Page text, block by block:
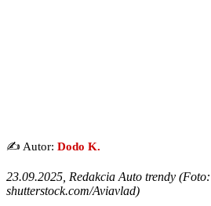
✍️ Autor: Dodo K.
23.09.2025, Redakcia Auto trendy (Foto:
shutterstock.com/Aviavlad)